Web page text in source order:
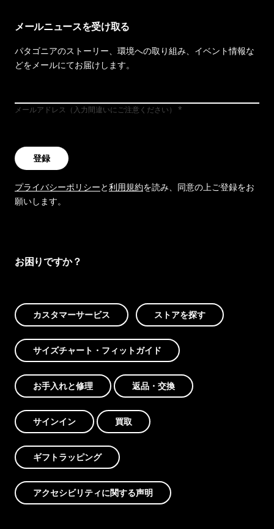
メールニュースを受け取る
パタゴニアのストーリー、環境への取り組み、イベント情報な
どをメールにてお届けします。
メールアドレス（入力間違いにご注意ください）
登録
プライバシーポリシーと利用規約を読み、同意の上ご登録をお
願いします。
お困りですか？
カスタマーサービス ストアを探す
サイズチャート・フィットガイド
お手入れと修理 返品・交換
サインイン 買取
ギフトラッピング
アクセシビリティに関する声明